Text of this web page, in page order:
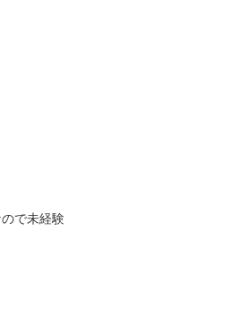
で未経験